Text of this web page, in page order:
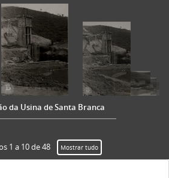
da Usina de Santa Branca
1 a 10 de 48 Mostrar tudo